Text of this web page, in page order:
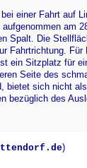
bei einer Fahrt auf
aufgenommen am
Spalt. Die
Fahrtrichtung.
ein Sitzplatz für
Seite des
bietet sich nicht
bezüglich des
)